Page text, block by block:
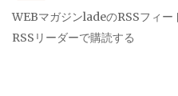
WEBマガジンladeのRSSフィー
RSSリーダーで購読する